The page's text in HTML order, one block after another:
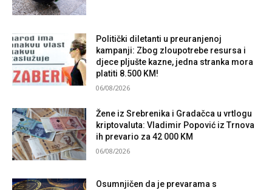
Politički diletanti u preuranjenoj
kampanji: Zbog zloupotrebe resursa i
djece pljušte kazne, jedna stranka mora
platiti 8.500 KM!
06/08/2026
Žene iz Srebrenika i Gradačca u vrtlogu
kriptovaluta: Vladimir Popović iz Trnova
ih prevario za 42 000 KM
06/08/2026
Osumnjičen da je prevarama s